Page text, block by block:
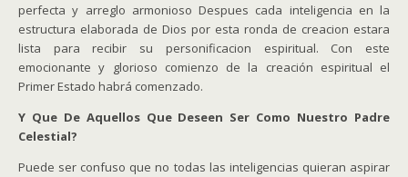
perfecta y arreglo armonioso Despues cada inteligencia en la
estructura elaborada de Dios por esta ronda de creacion estara
lista para recibir su personificacion espiritual. Con este
emocionante y glorioso comienzo de la creación espiritual el
Primer Estado habrá comenzado.
Y Que De Aquellos Que Deseen Ser Como Nuestro Padre
Celestial?
Puede ser confuso que no todas las inteligencias quieran aspirar